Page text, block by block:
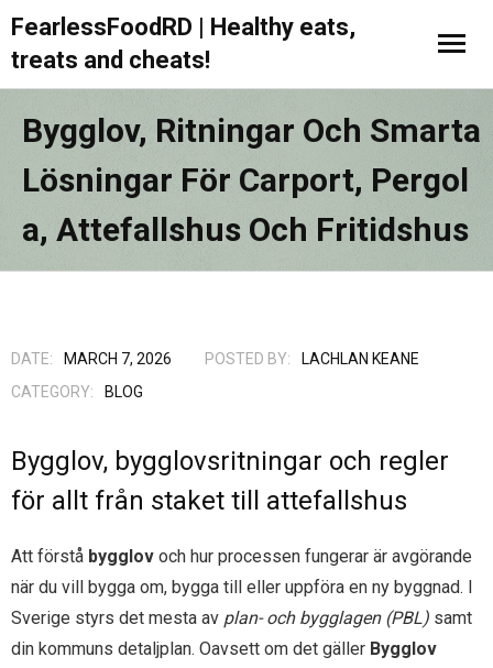
FearlessFoodRD | Healthy eats,
treats and cheats!
Bygglov, Ritningar Och Smarta
Lösningar För Carport, Pergol
A, Attefallshus Och Fritidshus
DATE: MARCH 7, 2026 POSTED BY:
LACHLAN KEANE
CATEGORY:
BLOG
Bygglov, bygglovsritningar och regler
för allt från staket till attefallshus
Att förstå bygglov och hur processen fungerar är avgörande
när du vill bygga om, bygga till eller uppföra en ny byggnad. I
Sverige styrs det mesta av plan- och bygglagen (PBL) samt
din kommuns detaljplan. Oavsett om det gäller Bygglov